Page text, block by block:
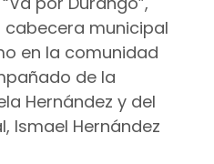
cabecera municipal
en la comunidad
de la
Hernández y del
Ismael Hernández